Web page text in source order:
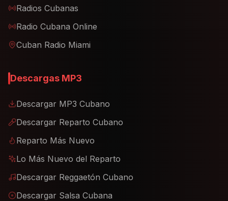
Radios Cubanas
Radio Cubana Online
Cuban Radio Miami
Descargas MP3
Descargar MP3 Cubano
Descargar Reparto Cubano
Reparto Más Nuevo
Lo Más Nuevo del Reparto
Descargar Reggaetón Cubano
Descargar Salsa Cubana